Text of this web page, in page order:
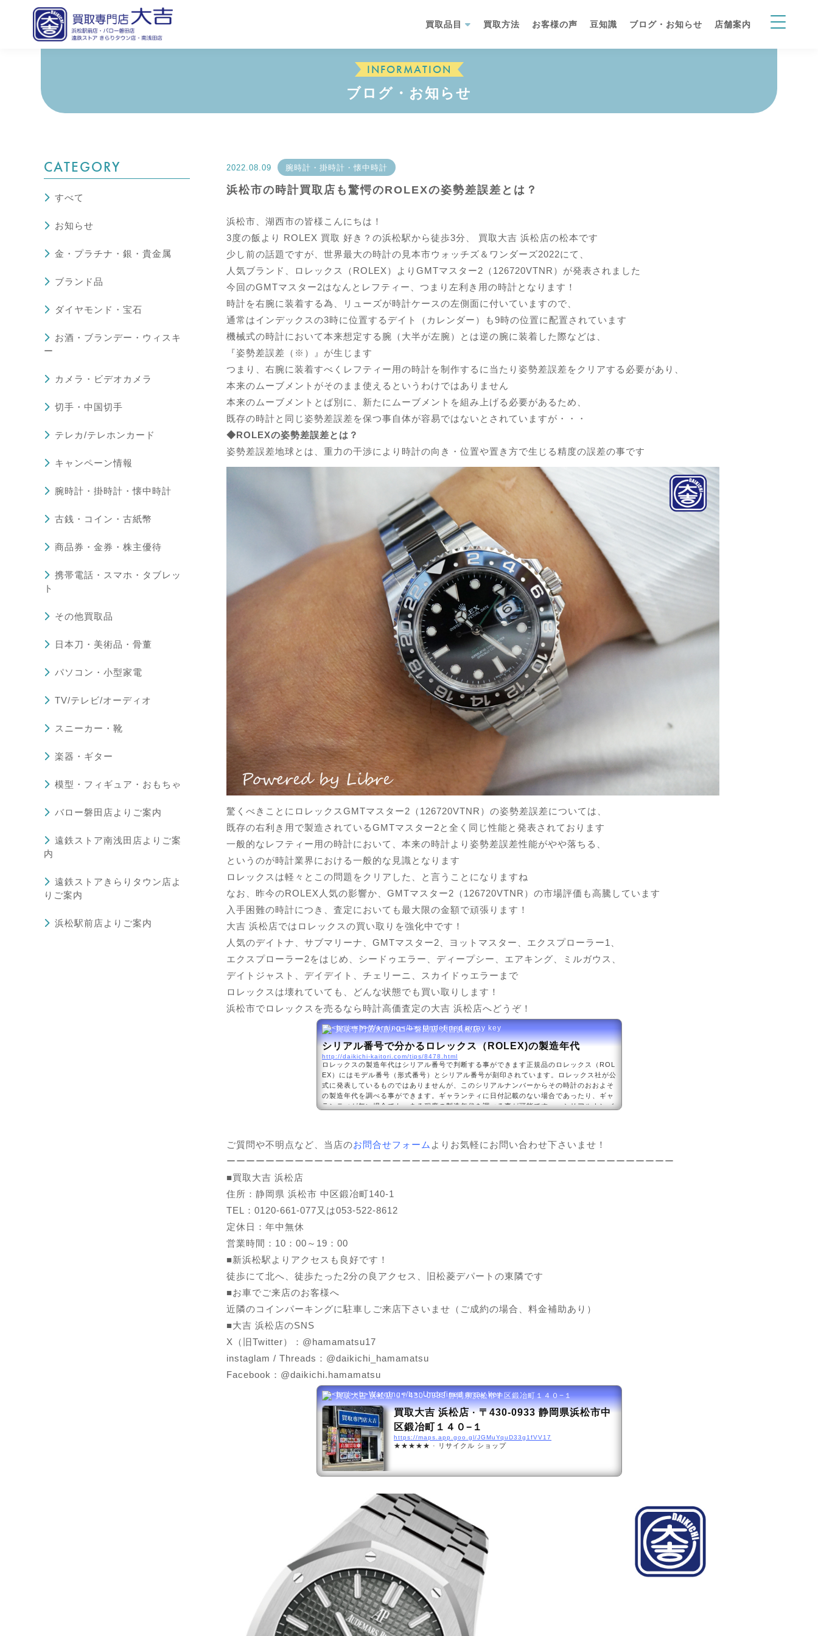
買取品目 買取方法 お客様の声 豆知識 ブログ・お知らせ 店舗案内
INFORMATION
ブログ・お知らせ
2022.08.09 腕時計・掛時計・懐中時計
浜松市の時計買取店も驚愕のROLEXの姿勢差誤差とは？
浜松市、湖西市の皆様こんにちは！
3度の飯より ROLEX 買取 好き？の浜松駅から徒歩3分、 買取大吉 浜松店の松本です
少し前の話題ですが、世界最大の時計の見本市ウォッチズ＆ワンダーズ2022にて、
人気ブランド、ロレックス（ROLEX）よりGMTマスター2（126720VTNR）が発表されました
今回のGMTマスター2はなんとレフティー、つまり左利き用の時計となります！
時計を右腕に装着する為、リューズが時計ケースの左側面に付いていますので、
通常はインデックスの3時に位置するデイト（カレンダー）も9時の位置に配置されています
機械式の時計において本来想定する腕（大半が左腕）とは逆の腕に装着した際などは、
『姿勢差誤差（※）』が生じます
つまり、右腕に装着すべくレフティー用の時計を制作するに当たり姿勢差誤差をクリアする必要があり、
本来のムーブメントがそのまま使えるというわけではありません
本来のムーブメントとば別に、新たにムーブメントを組み上げる必要があるため、
既存の時計と同じ姿勢差誤差を保つ事自体が容易ではないとされていますが・・・
◆ROLEXの姿勢差誤差とは？
姿勢差誤差地球とは、重力の干渉により時計の向き・位置や置き方で生じる精度の誤差の事です
驚くべきことにロレックスGMTマスター2（126720VTNR）の姿勢差誤差については、
既存の右利き用で製造されているGMTマスター2と全く同じ性能と発表されております
一般的なレフティー用の時計において、本来の時計より姿勢差誤差性能がやや落ちる、
というのが時計業界における一般的な見識となります
ロレックスは軽々とこの問題をクリアした、と言うことになりますね
なお、昨今のROLEX人気の影響か、GMTマスター2（126720VTNR）の市場評価も高騰しています
入手困難の時計につき、査定においても最大限の金額で頑張ります！
大吉 浜松店ではロレックスの買い取りを強化中です！
人気のデイトナ、サブマリーナ、GMTマスター2、ヨットマスター、エクスプローラー1、
エクスプローラー2をはじめ、シードゥエラー、ディープシー、エアキング、ミルガウス、
デイトジャスト、デイデイト、チェリーニ、スカイドゥエラーまで
ロレックスは壊れていても、どんな状態でも買い取りします！
浜松市でロレックスを売るなら時計高価査定の大吉 浜松店へどうぞ！
買取専門店大吉バロー磐田店 大吉浜松店
シリアル番号で分かるロレックス（ROLEX)の製造年代
http://daikichi-kaitori.com/tips/8478.html
ロレックスの製造年代はシリアル番号で判断する事ができます正規品のロレックス（ROL
EX）にはモデル番号（形式番号）とシリアル番号が刻印されています。ロレックス社が公
式に発表しているものではありませんが、このシリアルナンバーからその時計のおおよそ
の製造年代を調べる事ができます。ギャランティに日付記載のない場合であったり、ギャ
ランティが無い場合でも、ある程度の製造年代を調べる事が可能です。 ■シリアルナンバ
ご質問や不明点など、当店のお問合せフォーム よりお気軽にお問い合わせ下さいませ！
ーーーーーーーーーーーーーーーーーーーーーーーーーーーーーーーーーーーーーーーーーーーーーー
■買取大吉 浜松店
住所：静岡県 浜松市 中区鍛冶町140-1
TEL：0120-661-077又は053-522-8612
定休日：年中無休
営業時間：10：00～19：00
■新浜松駅よりアクセスも良好です！
徒歩にて北へ、徒歩たった2分の良アクセス、旧松菱デパートの東隣です
■お車でご来店のお客様へ
近隣のコインパーキングに駐車しご来店下さいませ（ご成約の場合、料金補助あり）
■大吉 浜松店のSNS
X（旧Twitter）： @hamamatsu17
instaglam / Threads：@daikichi_hamamatsu
Facebook：@daikichi.hamamatsu
買取大吉 浜松店 · 〒430-0933 静岡県浜松市中区鍛冶町１４０−１
買取大吉 浜松店 · 〒430-0933 静岡県浜松市中
区鍛冶町１４０−１
https://maps.app.goo.gl/JGMuYquD33g1fVV17
★★★★★ · リサイクル ショップ
CATEGORY
すべて
お知らせ
金・プラチナ・銀・貴金属
ブランド品
ダイヤモンド・宝石
お酒・ブランデー・ウィスキ
ー
カメラ・ビデオカメラ
切手・中国切手
テレカ/テレホンカード
キャンペーン情報
腕時計・掛時計・懐中時計
古銭・コイン・古紙幣
商品券・金券・株主優待
携帯電話・スマホ・タブレッ
ト
その他買取品
日本刀・美術品・骨董
パソコン・小型家電
TV/テレビ/オーディオ
スニーカー・靴
楽器・ギター
模型・フィギュア・おもちゃ
バロー磐田店よりご案内
遠鉄ストア南浅田店よりご案
内
遠鉄ストアきらりタウン店よ
りご案内
浜松駅前店よりご案内